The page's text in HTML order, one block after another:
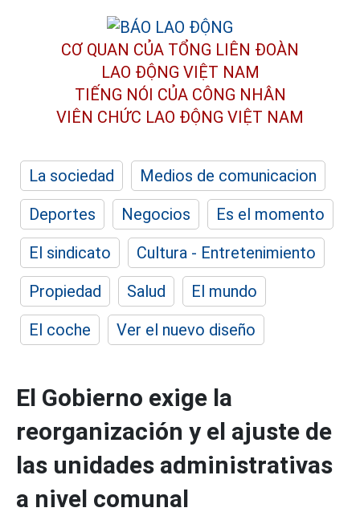
CƠ QUAN CỦA TỔNG LIÊN ĐOÀN
LAO ĐỘNG VIỆT NAM
TIẾNG NÓI CỦA CÔNG NHÂN
VIÊN CHỨC LAO ĐỘNG VIỆT NAM
La sociedad
Medios de comunicacion
Deportes
Negocios
Es el momento
El sindicato
Cultura - Entretenimiento
Propiedad
Salud
El mundo
El coche
Ver el nuevo diseño
El Gobierno exige la
reorganización y el ajuste de
las unidades administrativas
a nivel comunal